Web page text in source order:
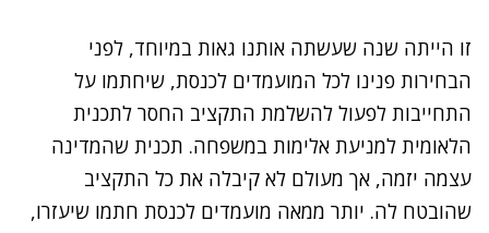
זו הייתה שנה שעשתה אותנו גאות במיוחד, לפני
הבחירות פנינו לכל המועמדים לכנסת, שיחתמו על
התחייבות לפעול להשלמת התקציב החסר לתכנית
הלאומית למניעת אלימות במשפחה. תכנית שהמדינה
עצמה יזמה, אך מעולם לא קיבלה את כל התקציב
שהובטח לה. יותר ממאה מועמדים לכנסת חתמו שיעזרו,